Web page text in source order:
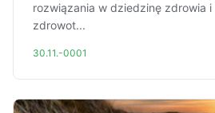
rozwiązania w dziedzinę zdrowia
zdrowot...
30.11.-0001